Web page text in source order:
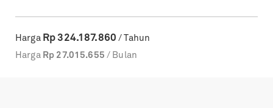
Harga Rp 324.187.860 / Tahun
Harga Rp 27.015.655 / Bulan